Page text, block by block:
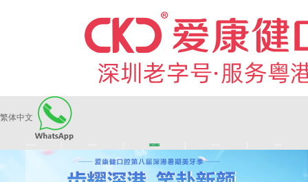
繁体中文
长者医疗券